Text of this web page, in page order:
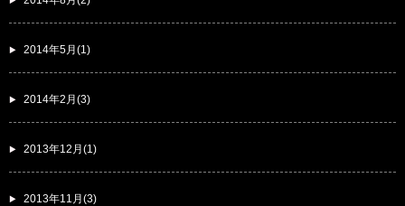
2014年5月(1)
2014年2月(3)
2013年12月(1)
2013年11月(3)